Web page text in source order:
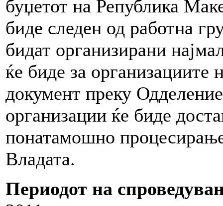
буџетот на Република
биде следен од работна
бидат организирани
ќе биде за организациите
документ преку
организации ќе биде
понатамошно
Владата.
Периодот на